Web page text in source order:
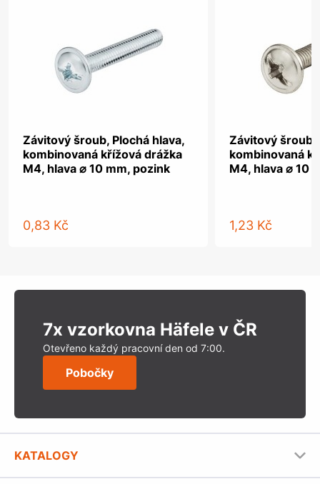
Závitový šroub, Plochá hlava,
kombinovaná křížová drážka
M4, hlava ⌀ 10 mm, pozink
0,83 Kč
Závitový šroub,
kombinovaná
M4, hlava ⌀ 10
1,23 Kč
7x vzorkovna Häfele v ČR
Otevřeno každý pracovní den od 7:00.
Pobočky
KATALOGY